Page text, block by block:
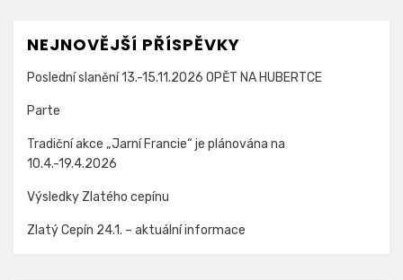
NEJNOVĚJŠÍ PŘÍSPĚVKY
Poslední slanění 13.-15.11.2026 OPĚT NA HUBERTCE
Parte
Tradiční akce „Jarní Francie“ je plánována na
10.4.-19.4.2026
Výsledky Zlatého cepínu
Zlatý Cepín 24.1. – aktuální informace